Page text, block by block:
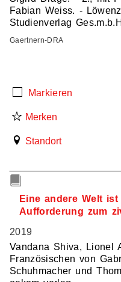
Fabian Weiss. -
Studienverlag
Gaertnern-DRA
Markieren
Merken
Standort
Eine andere Welt
Aufforderung zum
2019
Vandana Shiva, Lionel
Französischen von
Schuhmacher und